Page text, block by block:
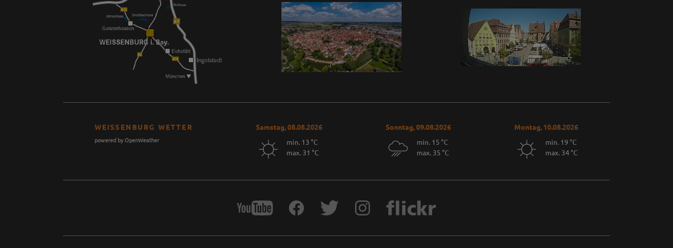
WEISSENBURG WETTER
powered by OpenWeather
Samstag, 08.08.2026
min. 13 °C
max. 31 °C
Sonntag, 09.08.2026
min. 15 °C
max. 35 °C
Montag, 10.08.2026
min. 19 °C
max. 34 °C